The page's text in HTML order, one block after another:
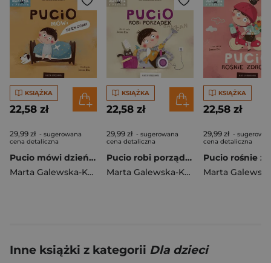
KSIĄŻKA
22,58 zł
29,99 zł - sugerowana
cena detaliczna
Pucio mówi dzień dobry
Marta Galewska-Kustra
KSIĄŻKA
22,58 zł
29,99 zł - sugerowana
cena detaliczna
Pucio robi porządek wyd. 2025
Marta Galewska-Kustra
KSIĄŻKA
22,58 zł
29,99 zł -
cena detaliczna
Inne książki z kategorii Dla dzieci